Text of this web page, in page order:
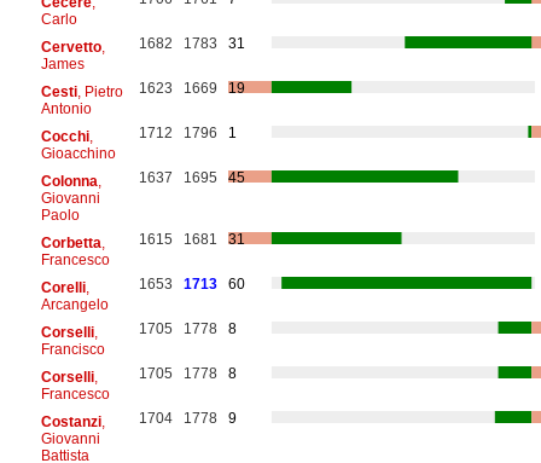
Carlo
Cervetto,
James
1682 1783 31
Cesti, Pietro
Antonio
1623 1669 19
Cocchi,
Gioacchino
1712 1796 1
Colonna
Giovanni
Paolo
1637 1695 45
Corbetta
Francesco
1615 1681 31
Corelli,
Arcangelo
1653 1713 60
Corselli,
Francisco
1705 1778 8
Corselli,
Francesco
1705 1778 8
Costanzi,
Giovanni
Battista
1704 1778 9